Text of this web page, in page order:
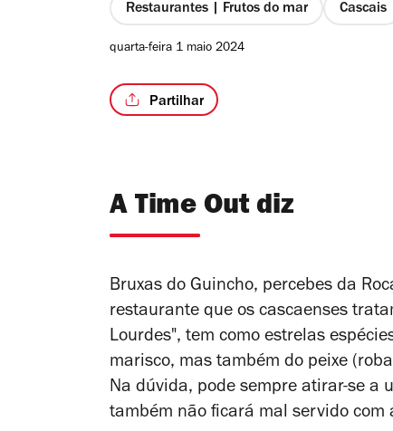
Restaurantes | Frutos do mar Cascais
quarta-feira 1 maio 2024
Partilhar
A Time Out diz
Bruxas do Guincho, percebes da
restaurante que os cascaenses
Lourdes", tem como estrelas
marisco, mas também do peixe
Na dúvida, pode sempre atirar-se a
também não ficará mal servido com